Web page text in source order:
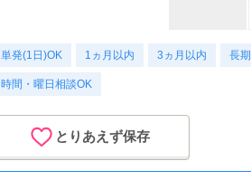
単発(1日)OK 1ヵ月以内 3ヵ月以内 長期
時間・曜日相談OK
とりあえず保存